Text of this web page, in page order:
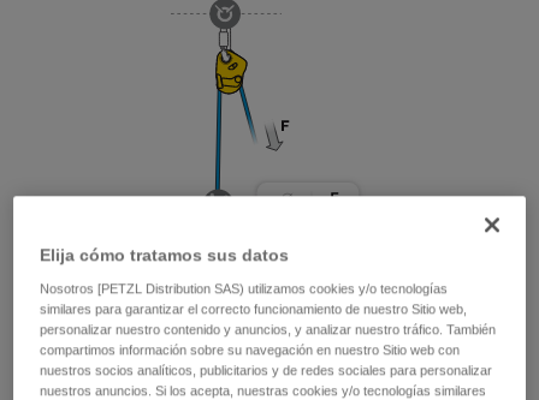
Elija cómo tratamos sus datos
Nosotros [PETZL Distribution SAS) utilizamos cookies y/o tecnologías
similares para garantizar el correcto funcionamiento de nuestro Sitio web,
personalizar nuestro contenido y anuncios, y analizar nuestro tráfico. También
compartimos información sobre su navegación en nuestro Sitio web con
nuestros socios analíticos, publicitarios y de redes sociales para personalizar
nuestros anuncios. Si los acepta, nuestras cookies y/o tecnologías similares